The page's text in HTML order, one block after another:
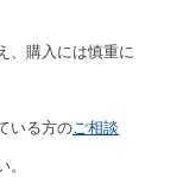
、購入には慎重に
いる方のご相談
。